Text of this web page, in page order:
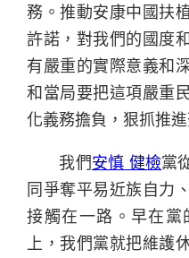
務。推動安康中國扶
許諾，對我們的國度
有嚴重的實際意義和
和當局要把這項嚴重
化義務擔負，狠抓推進
我們安慎 健檢黨
同爭奪平易近族自力
接觸在一路。早在
上，我們黨就把維護